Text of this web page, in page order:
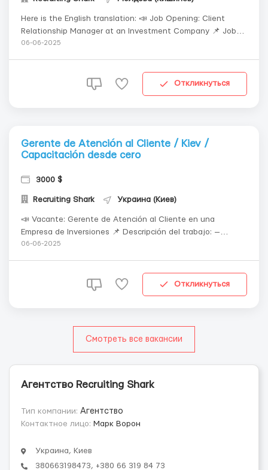
Here is the English translation: 📣 Job Opening: Client
Relationship Manager at an Investment Company 📌 Job
Description: — Initial communication with potential clients
06-06-2025
Откликнуться
Gerente de Atención al Cliente / Kiev /
Capacitación desde cero
3000 $
Recruiting Shark Украина (Киев)
📣 Vacante: Gerente de Atención al Cliente en una
Empresa de Inversiones 📌 Descripción del trabajo: —
Comunicación inicial con clientes potenciales
06-06-2025
Откликнуться
Смотреть все вакансии
Агентство Recruiting Shark
Тип компании: Агентство
Контактное лицо: Марк Ворон
Украина, Киев
380663198473, +380 66 319 84 73